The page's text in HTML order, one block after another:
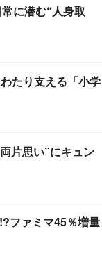
に潜む“人身取
たり支える「小学
片思い”にキュン
ファミマ45％増量